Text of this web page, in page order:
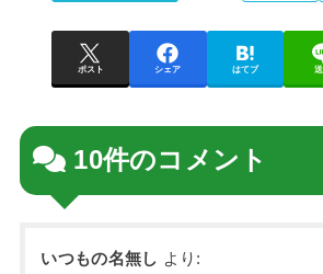
ポスト シェア はてブ
10件のコメント
いつもの名無し より: